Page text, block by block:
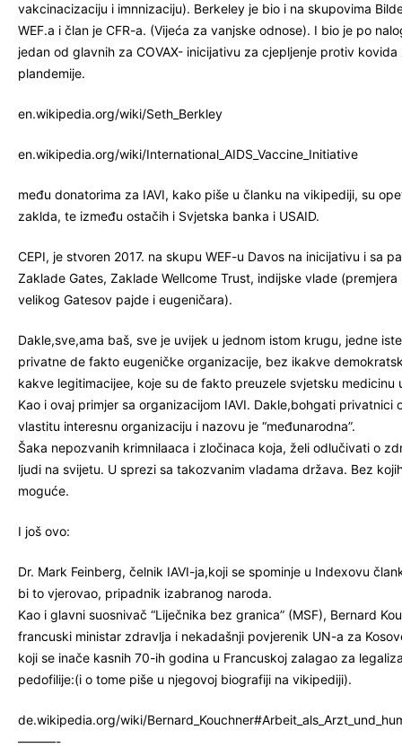
vakcinacizaciju i imnnizaciju). Berkeley je bio i na skupovima
WEF.a i član je CFR-a. (Vijeća za vanjske odnose). I bio je po
jedan od glavnih za COVAX- inicijativu za cjepljenje protiv kovida
plandemije.
en.wikipedia.org/wiki/Seth_Berkley
en.wikipedia.org/wiki/International_AIDS_Vaccine_Initiative
među donatorima za IAVI, kako piše u članku na vikipediji, su
zaklda, te između ostačih i Svjetska banka i USAID.
CEPI, je stvoren 2017. na skupu WEF-u Davos na inicijativu i sa
Zaklade Gates, Zaklade Wellcome Trust, indijske vlade (premjera
velikog Gatesov pajde i eugeničara).
Dakle,sve,ama baš, sve je uvijek u jednom istom krugu, jedne
privatne de fakto eugeničke organizacije, bez ikakve
kakve legitimacijee, koje su de fakto preuzele svjetsku medicinu
Kao i ovaj primjer sa organizacijom IAVI. Dakle,bohgati privatnici
vlastitu interesnu organizaciju i nazovu je “međunarodna”.
Šaka nepozvanih krimnilaaca i zločinaca koja, želi odlučivati o
ljudi na svijetu. U sprezi sa takozvanim vladama država. Bez
moguće.
I još ovo:
Dr. Mark Feinberg, čelnik IAVI-ja,koji se spominje u Indexovu
bi to vjerovao, pripadnik izabranog naroda.
Kao i glavni suosnivač “Liječnika bez granica” (MSF), Bernard
francuski ministar zdravlja i nekadašnji povjerenik UN-a za
koji se inače kasnih 70-ih godina u Francuskoj zalagao za
pedofilije:(i o tome piše u njegovoj biografiji na vikipediji).
de.wikipedia.org/wiki/
———-